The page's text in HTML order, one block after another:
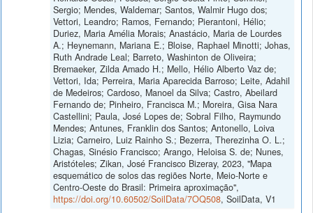
Sergio; Mendes, Waldemar; Santos, Walmir Hugo dos;
Vettori, Leandro; Ramos, Fernando; Pierantoni, Hélio;
Duriez, Maria Amélia Morais; Anastácio, Maria de Lourdes
A.; Heynemann, Mariana E.; Bloise, Raphael Minotti; Johas,
Ruth Andrade Leal; Barreto, Washinton de Oliveira;
Bremaeker, Zilda Amado H.; Mello, Hélio Alberto Vaz de;
Vettori, Ida; Perreira, Maria Aparecida Barroso; Leite, Adahil
de Medeiros; Cardoso, Manoel da Silva; Castro, Abeilard
Fernando de; Pinheiro, Francisca M.; Moreira, Gisa Nara
Castellini; Paula, José Lopes de; Sobral Filho, Raymundo
Mendes; Antunes, Franklin dos Santos; Antonello, Loiva
Lizia; Carneiro, Luiz Rainho S.; Bezerra, Therezinha O. L.;
Chagas, Sinésio Francisco; Arango, Heloisa S. de; Nunes,
Aristóteles; Zikan, José Francisco Bizeray, 2023, "Mapa
esquemático de solos das regiões Norte, Meio-Norte e
Centro-Oeste do Brasil: Primeira aproximação",
https://doi.org/10.60502/SoilData/7OQ508, SoilData, V1